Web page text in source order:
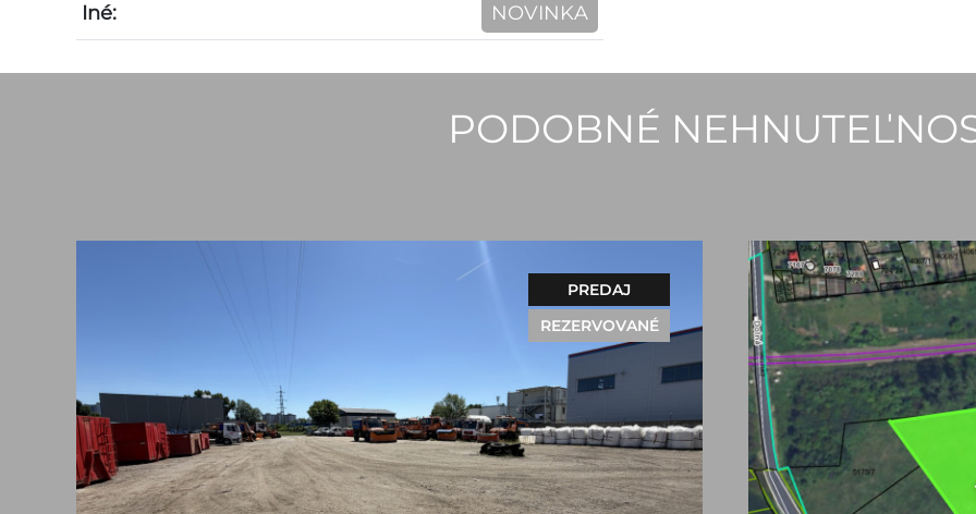
Iné:
NOVINKA
PODOBNÉ
PREDAJ
REZERVOVANÉ